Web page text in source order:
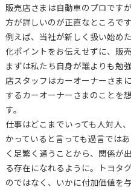
販売店さまは自動車のプロです
方が詳しいのが正直なところです
例えば、当社が新しく扱い始め
化ポイントをお伝えせずに、販
まずは私たち自身が誰よりも勉
店スタッフはカーオーナーさま
するカーオーナーさまのことを
す。
仕事はどこまでいっても人対人
かっていると言っても過言では
く足繁く通うことから、関係が
る存在になれるように。トヨタ
のではなく、いかに付加価値を